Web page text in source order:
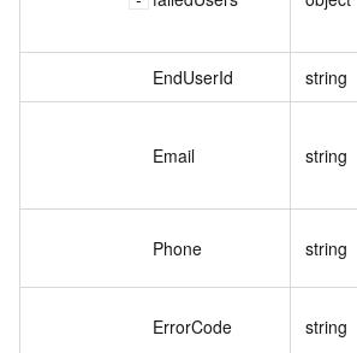
EndUserId string
Email string
Phone string
ErrorCode string